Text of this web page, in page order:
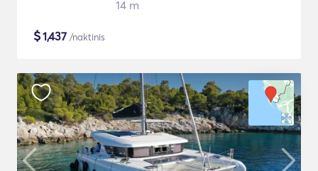
14 m
$1,437 /naktinis